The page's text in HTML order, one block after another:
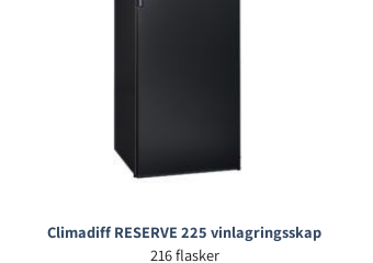
Climadiff RESERVE 225 vinlagringsskap
216 flasker